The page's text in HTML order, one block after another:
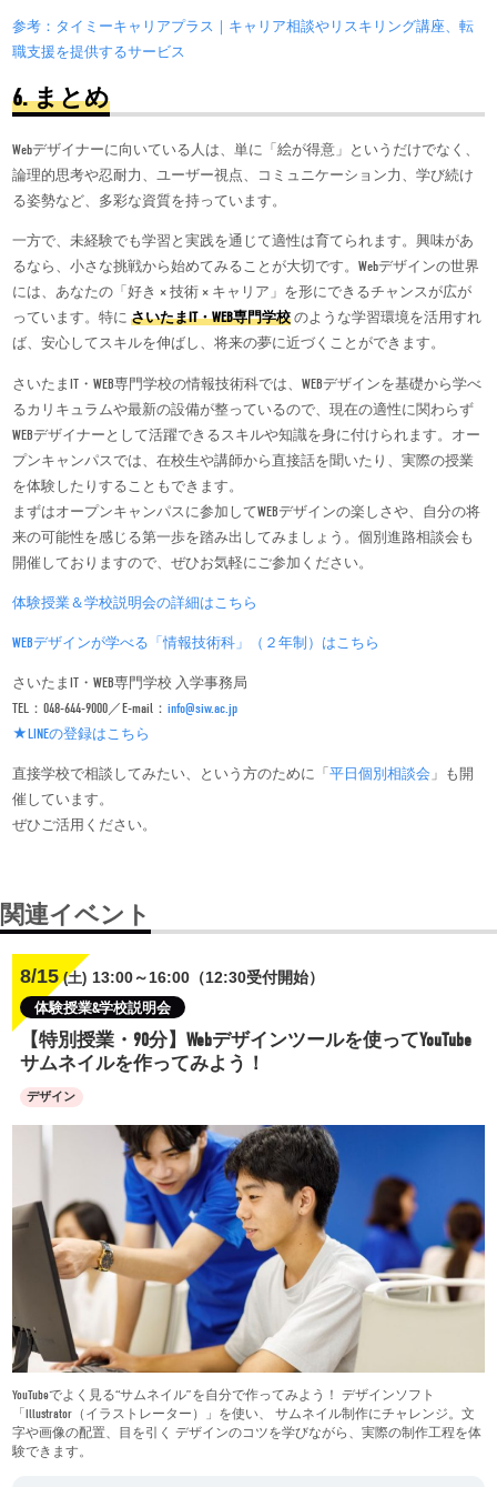
参考：タイミーキャリアプラス｜キャリア相談やリスキリング講座、転
職支援を提供するサービス
6.まとめ
Webデザイナーに向いている人は、単に「絵が得意」というだけでなく、
論理的思考や忍耐力、ユーザー視点、コミュニケーション力、学び続け
る姿勢など、多彩な資質を持っています。
一方で、未経験でも学習と実践を通じて適性は育てられます。興味があ
るなら、小さな挑戦から始めてみることが大切です。Webデザインの世界
には、あなたの「好き × 技術 × キャリア」を形にできるチャンスが広が
っています。特にさいたまIT・WEB専門学校 のような学習環境を活用すれ
ば、安心してスキルを伸ばし、将来の夢に近づくことができます。
さいたまIT・WEB専門学校の情報技術科では、WEBデザインを基礎から学べ
るカリキュラムや最新の設備が整っているので、現在の適性に関わらず
WEBデザイナーとして活躍できるスキルや知識を身に付けられます。オー
プンキャンパスでは、在校生や講師から直接話を聞いたり、実際の授業
を体験したりすることもできます。
まずはオープンキャンパスに参加してWEBデザインの楽しさや、自分の将
来の可能性を感じる第一歩を踏み出してみましょう。個別進路相談会も
開催しておりますので、ぜひお気軽にご参加ください。
体験授業＆学校説明会の詳細はこちら
WEBデザインが学べる「情報技術科」（２年制）はこちら
さいたまIT・WEB専門学校 入学事務局
TEL：048-644-9000／E-mail：info@siw.ac.jp
★LINEの登録はこちら
直接学校で相談してみたい、という方のために「平日個別相談会 」も開
催しています。
ぜひご活用ください。
関連イベント
8/15 (土) 13:00～16:00（12:30受付開始）
体験授業&学校説明会
【特別授業・90分】Webデザインツールを使ってYouTube
サムネイルを作ってみよう！
デザイン
YouTubeでよく見る“サムネイル”を自分で作ってみよう！ デザインソフト
「Illustrator（イラストレーター）」を使い、 サムネイル制作にチャレンジ。文
字や画像の配置、目を引く デザインのコツを学びながら、実際の制作工程を体
験できます。